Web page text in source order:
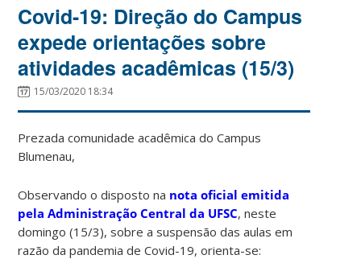
Covid-19: Direção do Campus
expede orientações sobre
atividades acadêmicas (15/3)
15/03/2020 18:34
Prezada comunidade acadêmica do Campus
Blumenau,
Observando o disposto na nota oficial emitida
pela Administração Central da UFSC, neste
domingo (15/3), sobre a suspensão das aulas em
razão da pandemia de Covid-19, orienta-se: